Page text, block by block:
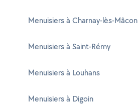
Menuisiers à Charnay-lès-Mâcon
Menuisiers à Saint-Rémy
Menuisiers à Louhans
Menuisiers à Digoin